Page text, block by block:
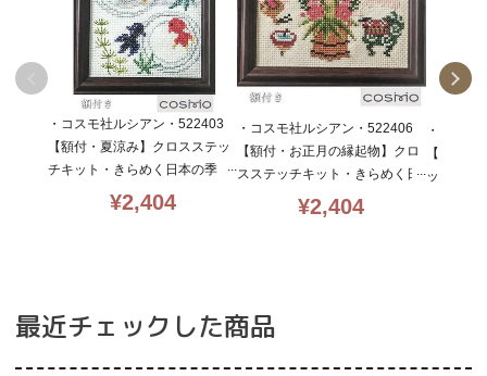
・コスモ社ルシアン・522403
【額付・夏涼み】クロスステッ
チキット・きらめく日本の季
節・14CT・13×10.5・cosmo・
¥2,404
・コスモ社ルシアン・522406
【額付・お正月の縁起物】クロ
スステッチキット・きらめく日
本の季節・14CT・13×10.5・co
smo・初心者向
¥2,404
・コスモ
【額付・
ッチキッ
最近チェックした商品